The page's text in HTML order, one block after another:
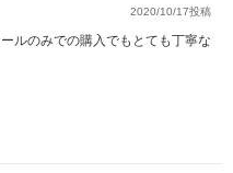
2020/10/17投稿
ルのみでの購入でもとても丁寧な